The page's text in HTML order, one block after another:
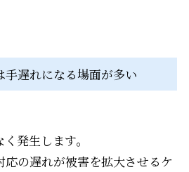
遅れになる場面が多い
発生します。
の遅れが被害を拡大させるケ